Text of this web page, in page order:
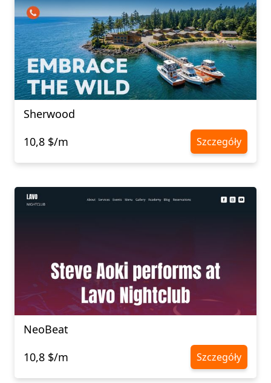
Sherwood
10,8 $/m
Szczegóły
NeoBeat
10,8 $/m
Szczegóły